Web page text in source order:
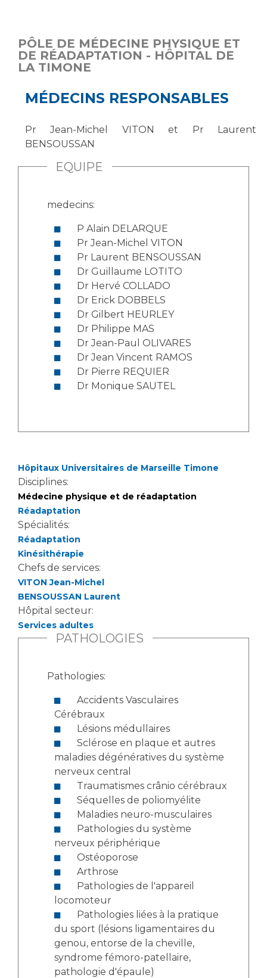
PÔLE DE MÉDECINE PHYSIQUE ET
DE RÉADAPTATION - HÔPITAL DE
LA TIMONE
MÉDECINS RESPONSABLES
Pr Jean-Michel VITON et Pr Laurent
BENSOUSSAN
EQUIPE
medecins:
P Alain DELARQUE
Pr Jean-Michel VITON
Pr Laurent BENSOUSSAN
Dr Guillaume LOTITO
Dr Hervé COLLADO
Dr Erick DOBBELS
Dr Gilbert HEURLEY
Dr Philippe MAS
Dr Jean-Paul OLIVARES
Dr Jean Vincent RAMOS
Dr Pierre REQUIER
Dr Monique SAUTEL
Hôpitaux Universitaires de Marseille Timone
Disciplines:
Médecine physique et de réadaptation
Réadaptation
Spécialités:
Réadaptation
Kinésithérapie
Chefs de services:
VITON Jean-Michel
BENSOUSSAN Laurent
Hôpital secteur:
Services adultes
PATHOLOGIES
Pathologies:
Cérébraux
Lésions médullaires
maladies dégénératives du système
nerveux central
Traumatismes crânio cérébraux
Séquelles de poliomyélite
Maladies neuro-musculaires
nerveux périphérique
Ostéoporose
Arthrose
locomoteur
du sport (lésions ligamentaires du
genou, entorse de la cheville,
syndrome fémoro-patellaire,
pathologie d'épaule)